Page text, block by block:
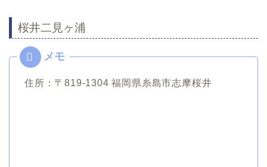
桜井二見ヶ浦
住所：〒819-1304 福岡県糸島市志摩桜井